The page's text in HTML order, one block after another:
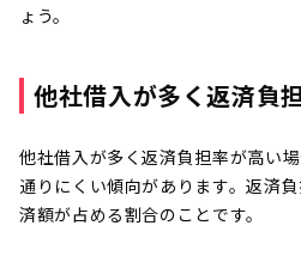
ょう。
他社借入が多く返済負
他社借入が多く返済負担率が高い
通りにくい傾向があります。返済
済額が占める割合のことです。